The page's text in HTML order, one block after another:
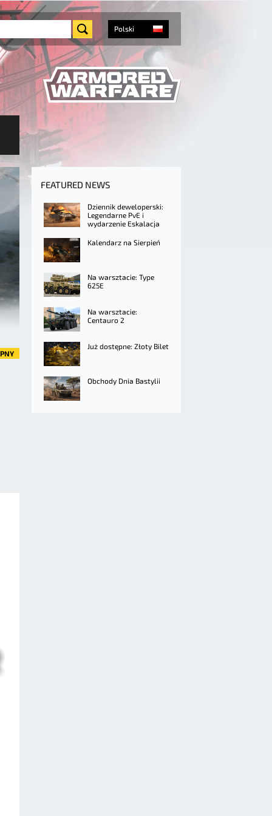
Polski
FEATURED NEWS
Dziennik deweloperski:
Legendarne PvE i
wydarzenie Eskalacja
Kalendarz na Sierpień
Na warsztacie: Type
625E
Na warsztacie:
Centauro 2
Już dostępne: Złoty Bilet
Obchody Dnia Bastylii